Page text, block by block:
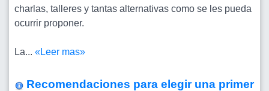
charlas, talleres y tantas alternativas como se les pueda
ocurrir proponer.
La... «Leer mas»
Recomendaciones para elegir una primer